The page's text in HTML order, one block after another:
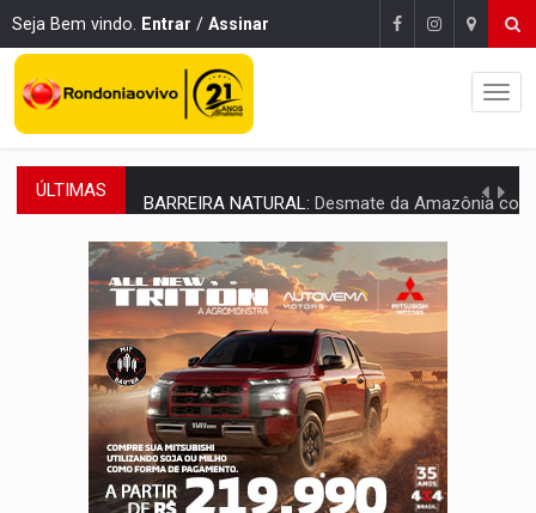
Seja Bem vindo. Entrar / Assinar
ÚLTIMAS Desmate da Amazônia corta chuvas no Sul e ameaça
:Anvisa libera venda de medicamentos pela Shopee, mas
MAIS RIGOR:Nova lei endurece punição por abuso sexual contra
POLUIÇÃO E RISCOS:Retirada de fiação irregular avança no país e em PVH
VÍDEO:Armado com machado, homem ameaça matar sobrinha grávida e
TRIBUNAL DO CRIME:Homem é espancado por facção criminosa
VÍDEO:Perseguição é registrada no shopping após colombiana furtar